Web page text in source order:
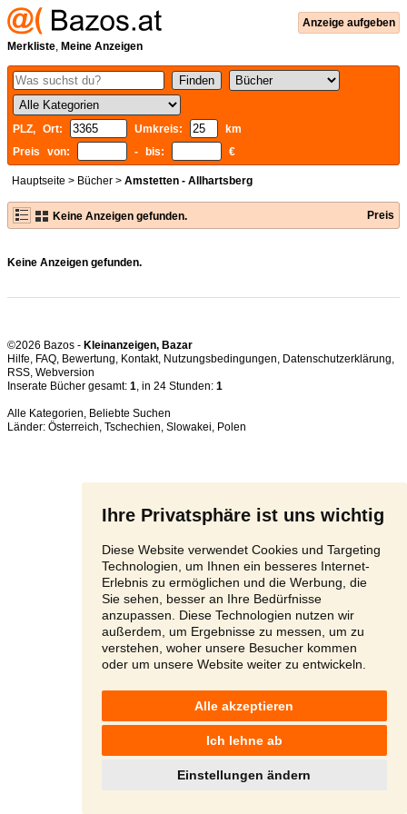
Ihre Privatsphäre ist uns wichtig
Diese Website verwendet Cookies und Targeting
Technologien, um Ihnen ein besseres Internet-
Erlebnis zu ermöglichen und die Werbung, die
Sie sehen, besser an Ihre Bedürfnisse
anzupassen. Diese Technologien nutzen wir
außerdem, um Ergebnisse zu messen, um zu
verstehen, woher unsere Besucher kommen
oder um unsere Website weiter zu entwickeln.
Alle akzeptieren
Ich lehne ab
Einstellungen ändern
Anzeige aufgeben
Merkliste, Meine Anzeigen
PLZ, Ort: Umkreis:
km
Preis von:
- bis: €
Hauptseite > Bücher > Amstetten - Allhartsberg
Keine Anzeigen gefunden. Preis
Keine Anzeigen gefunden.
©2026 Bazos - Kleinanzeigen, Bazar
Hilfe, FAQ, Bewertung, Kontakt, Nutzungsbedingungen, Datenschutzerklärung,
RSS,
Inserate Bücher gesamt: 1, in 24 Stunden: 1
Alle Kategorien, Beliebte Suchen
Länder: Österreich, Tschechien, Slowakei, Polen